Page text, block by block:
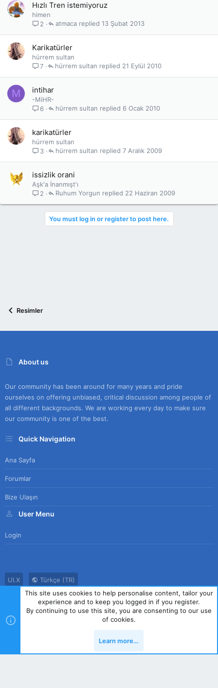
Hızlı Tren istemiyoruz
himen
2
13 Şubat 2013
atmaca
Karikatürler
hürrem sultan
7
21 Eylül 2010
hürrem sultan
M intihar
-MiHR-
6
6 Ocak 2010
hürrem sultan
karikatürler
hürrem sultan
3
7 Aralık 2009
hürrem sultan
issizlik orani
Aşk'a İnanmışt'ı
2
22 Haziran 2009
Ruhum Yorgun
You must log in or register to post here.
Resimler
About us
Our community has been around for many years and pride
ourselves on offering unbiased, critical discussion among people of
all different backgrounds. We are working every day to make sure
our community is one of the best.
Quick Navigation
Ana Sayfa
Forumlar
Bize Ulaşın
User Menu
Login
UI.X
Türkçe (TR)
Bize Ulaşın
Kullanım Sözleşmesi Gizlilik Politikası
Yardım
Ana Sayfa
R
S
This site uses cookies to help personalise content, tailor your
experience and to keep you logged in if you register.
By continuing to use this site, you are consenting to our use
of cookies.
Learn more…